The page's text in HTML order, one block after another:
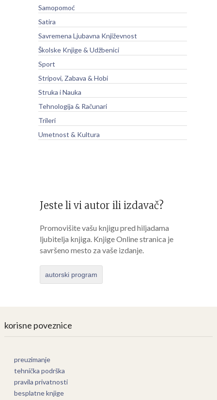
Samopomoć
Satira
Savremena Ljubavna Književnost
Školske Knjige & Udžbenici
Sport
Stripovi, Zabava & Hobi
Struka i Nauka
Tehnologija & Računari
Trileri
Umetnost & Kultura
Jeste li vi autor ili izdavač?
Promovišite vašu knjigu pred hiljadama
ljubitelja knjiga. Knjige Online stranica je
savršeno mesto za vaše izdanje.
autorski program
korisne poveznice
preuzimanje
tehnička podrška
pravila privatnosti
besplatne knjige